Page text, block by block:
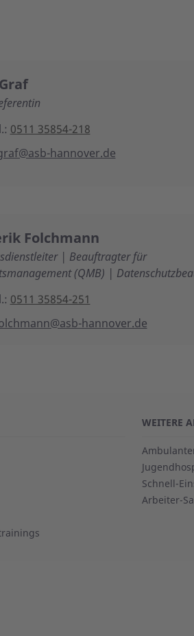
0511 35854-218
hannover.de
Folchmann
| Beauftragter für
(QMB) |
0511 35854-251
hannover.de
WEITERE
Schnell-
Arbeiter-